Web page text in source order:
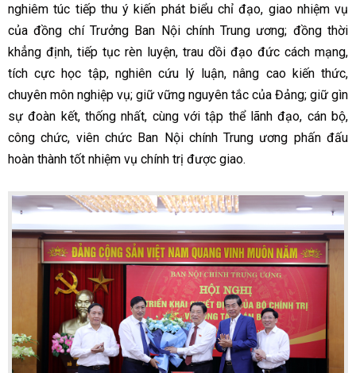
nghiêm túc tiếp thu ý kiến phát biểu chỉ đạo, giao nhiệm vụ
của đồng chí Trưởng Ban Nội chính Trung ương; đồng thời
khẳng định, tiếp tục rèn luyện, trau dồi đạo đức cách mạng,
tích cực học tập, nghiên cứu lý luận, nâng cao kiến thức,
chuyên môn nghiệp vụ; giữ vững nguyên tắc của Đảng; giữ gìn
sự đoàn kết, thống nhất, cùng với tập thể lãnh đạo, cán bộ,
công chức, viên chức Ban Nội chính Trung ương phấn đấu
hoàn thành tốt nhiệm vụ chính trị được giao.